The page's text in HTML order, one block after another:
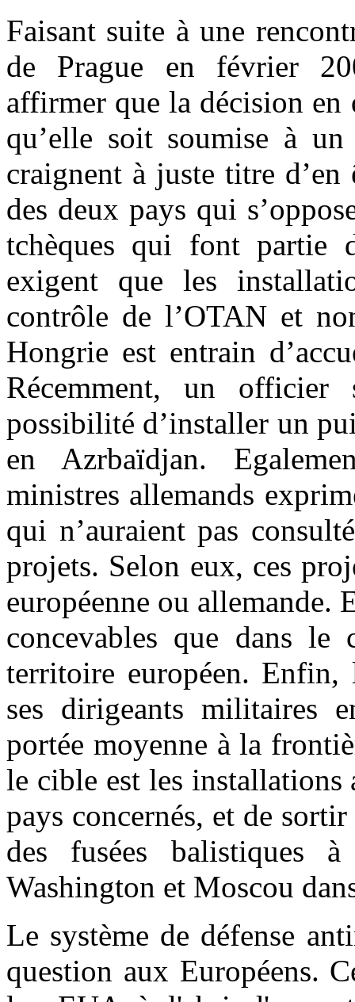
Faisant suite à une
de Prague en février
affirmer que la décision en
qu’elle soit soumise à
craignent à juste titre
des deux pays qui
tchèques qui font partie
exigent que les
contrôle de l’OTAN et
Hongrie est entrain
Récemment, un officier
possibilité d’installer un
en Azrbaïdjan.
ministres allemands
qui n’auraient pas
projets. Selon eux, ces
européenne ou allemande.
concevables que dans le
territoire européen. Enfin,
ses dirigeants militaires
portée moyenne à la
le cible est les installations
pays concernés, et de
des fusées balistiques
Washington et Moscou
Le système de défense
question aux Européens.